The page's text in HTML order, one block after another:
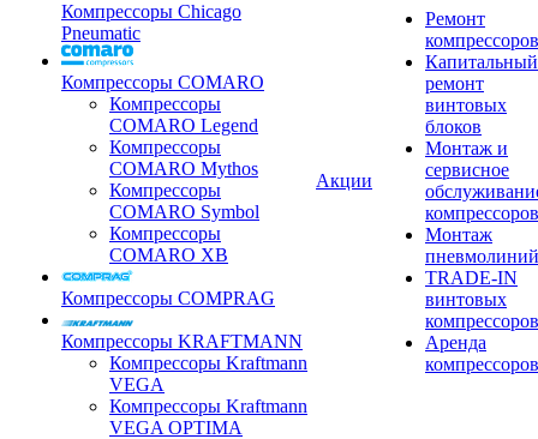
Компрессоры Chicago
Pneumatic
Компрессоры COMARO
Компрессоры
COMARO Legend
Компрессоры
COMARO Mythos
Компрессоры
COMARO Symbol
Компрессоры
COMARO XB
Компрессоры COMPRAG
Компрессоры KRAFTMANN
Компрессоры Kraftmann
VEGA
Компрессоры Kraftmann
VEGA OPTIMA
Акции
Ремонт
компрессоров
Капитальный
ремонт
винтовых
блоков
Монтаж и
сервисное
компрессоров
Монтаж
пневмолиний
TRADE-IN
винтовых
компрессоров
Аренда
компрессоров